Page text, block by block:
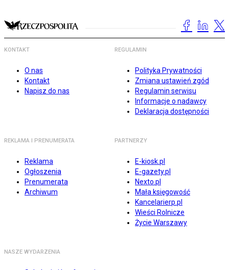
KONTAKT
O nas
Kontakt
Napisz do nas
REGULAMIN
Polityka Prywatności
Zmiana ustawień zgód
Regulamin serwisu
Informacje o nadawcy
Deklaracja dostępności
REKLAMA I PRENUMERATA
Reklama
Ogłoszenia
Prenumerata
Archiwum
PARTNERZY
E-kiosk.pl
E-gazety.pl
Nexto.pl
Mała księgowość
Kancelarierp.pl
Wieści Rolnicze
Życie Warszawy
NASZE WYDARZENIA